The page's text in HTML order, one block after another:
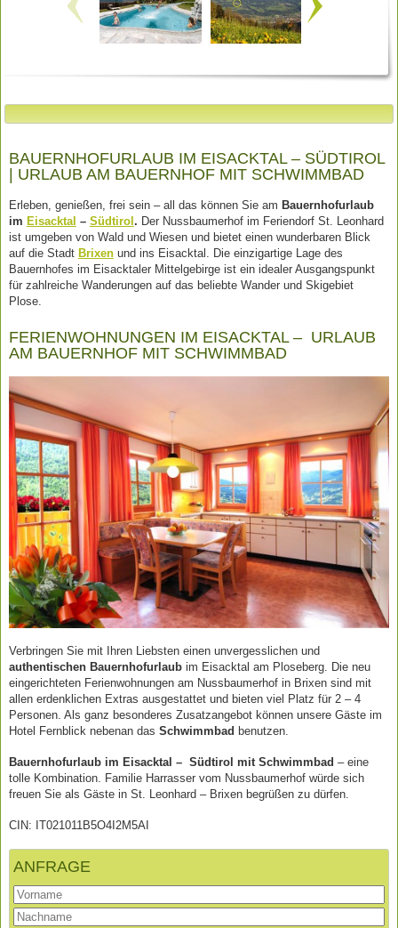
BAUERNHOFURLAUB IM EISACKTAL – SÜDTIROL
| URLAUB AM BAUERNHOF MIT SCHWIMMBAD
Erleben, genießen, frei sein – all das können Sie am Bauernhofurlaub
im Eisacktal – Südtirol. Der Nussbaumerhof im Feriendorf St. Leonhard
ist umgeben von Wald und Wiesen und bietet einen wunderbaren Blick
auf die Stadt Brixenund ins Eisacktal. Die einzigartige Lage des
Bauernhofes im Eisacktaler Mittelgebirge ist ein idealer Ausgangspunkt
für zahlreiche Wanderungen auf das beliebte Wander und Skigebiet
Plose.
FERIENWOHNUNGEN IM EISACKTAL – URLAUB
AM BAUERNHOF MIT SCHWIMMBAD
Verbringen Sie mit Ihren Liebsten einen unvergesslichen und
authentischen Bauernhofurlaubim Eisacktal am Ploseberg. Die neu
eingerichteten Ferienwohnungen am Nussbaumerhof in Brixen sind mit
allen erdenklichen Extras ausgestattet und bieten viel Platz für 2 – 4
Personen. Als ganz besonderes Zusatzangebot können unsere Gäste im
Hotel Fernblick nebenan das Schwimmbad benutzen.
Bauernhofurlaub im Eisacktal – Südtirol mit Schwimmbad – eine
tolle Kombination. Familie Harrasser vom Nussbaumerhof würde sich
freuen Sie als Gäste in St. Leonhard – Brixen begrüßen zu dürfen.
CIN: IT021011B5O4I2M5AI
ANFRAGE